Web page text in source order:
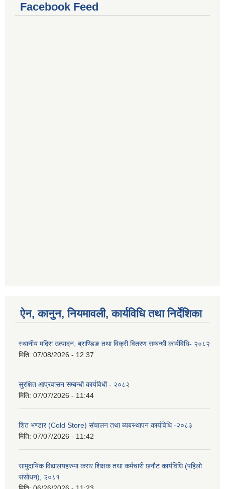
Facebook Feed
ऐन, कानुन, नियमावली, कार्यविधि तथा निर्देशिका
स्थानीय मदिरा उत्पादन, ब्राण्डिङ तथा विक्री वितरण सम्बन्धी कार्यविधि- २०८२
मिति: 07/08/2026 - 12:37
सुरक्षित आप्रवासन सम्बन्धी कार्यविधी - २०८२
मिति: 07/07/2026 - 11:44
शित भण्डार (Cold Store) संचालन तथा ब्यबस्थापन कार्यविधि -२०८३
मिति: 07/07/2026 - 11:42
सामुदायिक विद्यालयहरुमा करार शिक्षक तथा कर्मचारी छनौट कार्यविधि (पहिलो
संसोधन), २०८१